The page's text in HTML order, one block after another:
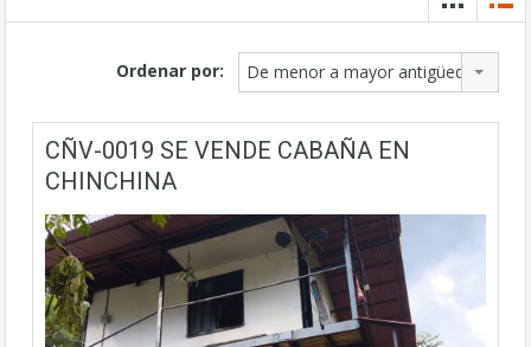
Ordenar por: De menor a mayor antigüedad
CÑV-0019 SE VENDE CABAÑA EN
CHINCHINA